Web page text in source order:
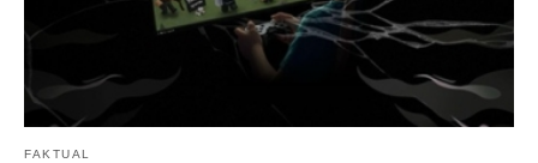
FAKTUAL